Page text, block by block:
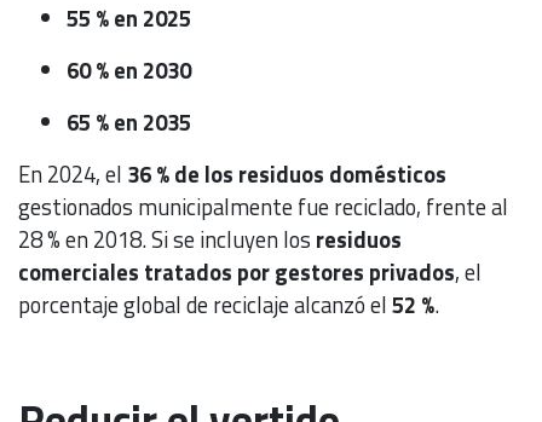
55 % en 2025
60 % en 2030
65 % en 2035
En 2024, el 36 % de los residuos domésticos
gestionados municipalmente fue reciclado, frente al
28 % en 2018. Si se incluyen los residuos
comerciales tratados por gestores privados, el
porcentaje global de reciclaje alcanzó el52 %.